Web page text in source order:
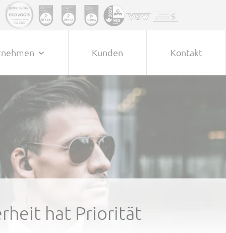
Kunden Kontakt
hat Priorität